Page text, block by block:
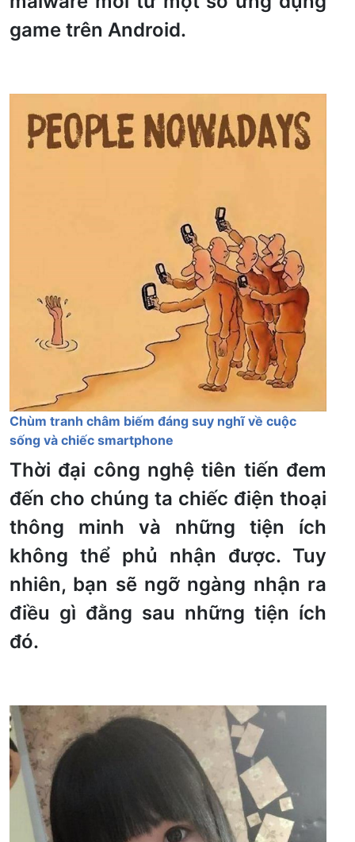
game trên Android.
Chùm tranh châm biếm đáng suy nghĩ về cuộc
sống và chiếc smartphone
Thời đại công nghệ tiên tiến đem
đến cho chúng ta chiếc điện thoại
thông minh và những tiện ích
không thể phủ nhận được. Tuy
nhiên, bạn sẽ ngỡ ngàng nhận ra
điều gì đằng sau những tiện ích
đó.